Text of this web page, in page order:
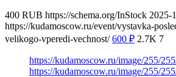
400 RUB https://schema.org/InStock 2025-
https://kudamoscow.ru/event/vystavka-
velikogo-vperedi-vechnost/ 600 ₽ 2.7K 7
https://kudamoscow.ru/image/255/
https://kudamoscow.ru/image/255/